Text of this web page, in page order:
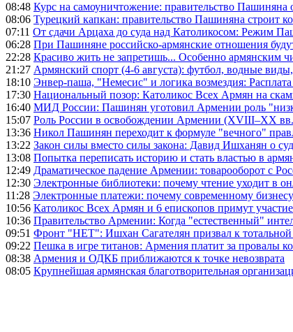
08:48 Курс на самоуничтожение: правительство
08:06 Турецкий капкан: правительство Пашиняна строит
07:11 От сдачи Арцаха до суда над Католикосом: Режим
06:28 При Пашиняне российско-армянские отношения
22:28 Красиво жить не запретишь... Особенно армянским
21:27 Армянский спорт (4-6 августа): футбол, водные
18:10 Энвер-паша, "Немесис" и логика возмездия:
17:30 Национальный позор: Католикос Всех Армян на
16:40 МИД России: Пашинян уготовил Армении роль
15:07 Роль России в освобождении Армении (XVIII–XX
13:36 Никол Пашинян переходит к формуле "вечного"
13:22 Закон силы вместо силы закона: Давид Ишханян о
13:08 Попытка переписать историю и стать властью в
12:49 Драматическое падение Армении: товарооборот с
12:30 Электронные библиотеки: почему чтение уходит в
11:28 Электронные платежи: почему современному
10:56 Католикос Всех Армян и 6 епископов примут
10:36 Правительство Армении: Когда "естественный"
09:51 Фронт "НЕТ": Ишхан Сагателян призвал к тотальной
09:22 Пешка в игре титанов: Армения платит за провалы
08:38 Армения и ОДКБ приближаются к точке невозврата
08:05 Крупнейшая армянская благотворительная